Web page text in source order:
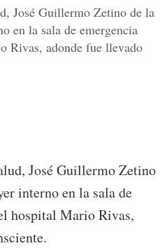
José Guillermo Zetino de la
en la sala de emergencia
Rivas, adonde fue llevado
José Guillermo Zetino
interno en la sala de
hospital Mario Rivas,